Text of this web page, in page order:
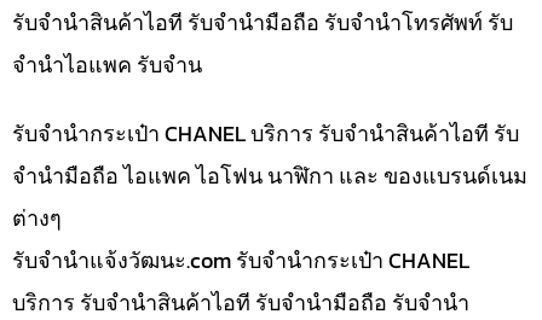
รับจำนำสินค้าไอที รับจำนำมือถือ รับจำนำโทรศัพท์ รับ
จำนำไอแพค รับจำน
รับจำนำกระเป๋า CHANEL บริการ รับจำนำสินค้าไอที รับ
จำนำมือถือ ไอแพค ไอโฟน นาฬิกา และ ของแบรนด์เนม
ต่างๆ
รับจํานําแจ้งวัฒนะ.com รับจำนำกระเป๋า CHANEL
บริการ รับจำนำสินค้าไอที รับจำนำมือถือ รับจำนำ